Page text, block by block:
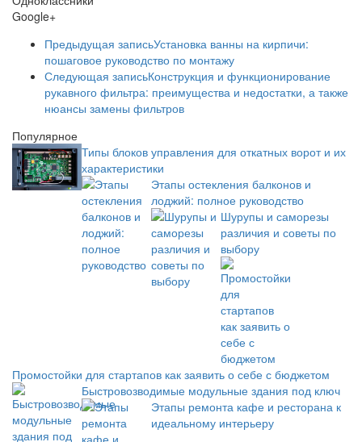
Google+
Предыдущая записьУстановка ванны на кирпичи:
пошаговое руководство по монтажу
Следующая записьКонструкция и функционирование
рукавного фильтра: преимущества и недостатки, а также
нюансы замены фильтров
Популярное
Типы блоков управления для откатных ворот и их
характеристики
Этапы остекления балконов и
лоджий: полное руководство
Шурупы и саморезы
различия и советы по
выбору
Промостойки для стартапов как заявить о себе с бюджетом
Быстровозводимые модульные здания под ключ
Этапы ремонта кафе и ресторана к
идеальному интерьеру